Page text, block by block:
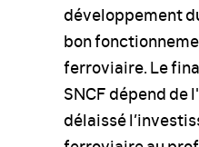
développement
bon
ferroviaire. Le
SNCF dépend de
délaissé